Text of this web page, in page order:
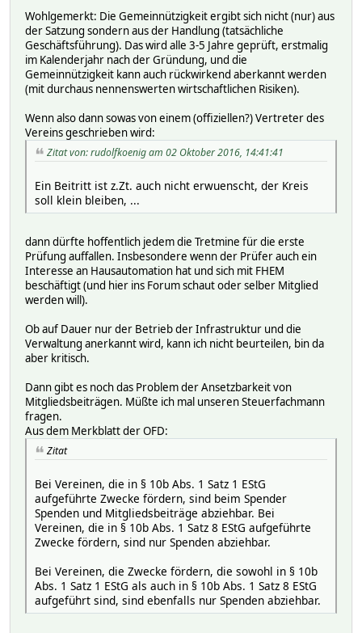
Wohlgemerkt: Die Gemeinnützigkeit ergibt sich nicht (nur) aus
der Satzung sondern aus der Handlung (tatsächliche
Geschäftsführung). Das wird alle 3-5 Jahre geprüft, erstmalig
im Kalenderjahr nach der Gründung, und die
Gemeinnützigkeit kann auch rückwirkend aberkannt werden
(mit durchaus nennenswerten wirtschaftlichen Risiken).
Wenn also dann sowas von einem (offiziellen?) Vertreter des
Vereins geschrieben wird:
Zitat von: rudolfkoenig am 02 Oktober 2016, 14:41:41
Ein Beitritt ist z.Zt. auch nicht erwuenscht, der Kreis
soll klein bleiben, ...
dann dürfte hoffentlich jedem die Tretmine für die erste
Prüfung auffallen. Insbesondere wenn der Prüfer auch ein
Interesse an Hausautomation hat und sich mit FHEM
beschäftigt (und hier ins Forum schaut oder selber Mitglied
werden will).
Ob auf Dauer nur der Betrieb der Infrastruktur und die
Verwaltung anerkannt wird, kann ich nicht beurteilen, bin da
aber kritisch.
Dann gibt es noch das Problem der Ansetzbarkeit von
Mitgliedsbeiträgen. Müßte ich mal unseren Steuerfachmann
fragen.
Aus dem Merkblatt der OFD:
Zitat
Bei Vereinen, die in § 10b Abs. 1 Satz 1 EStG
aufgeführte Zwecke fördern, sind beim Spender
Spenden und Mitgliedsbeiträge abziehbar. Bei
Vereinen, die in § 10b Abs. 1 Satz 8 EStG aufgeführte
Zwecke fördern, sind nur Spenden abziehbar.
Bei Vereinen, die Zwecke fördern, die sowohl in § 10b
Abs. 1 Satz 1 EStG als auch in § 10b Abs. 1 Satz 8 EStG
aufgeführt sind, sind ebenfalls nur Spenden abziehbar.